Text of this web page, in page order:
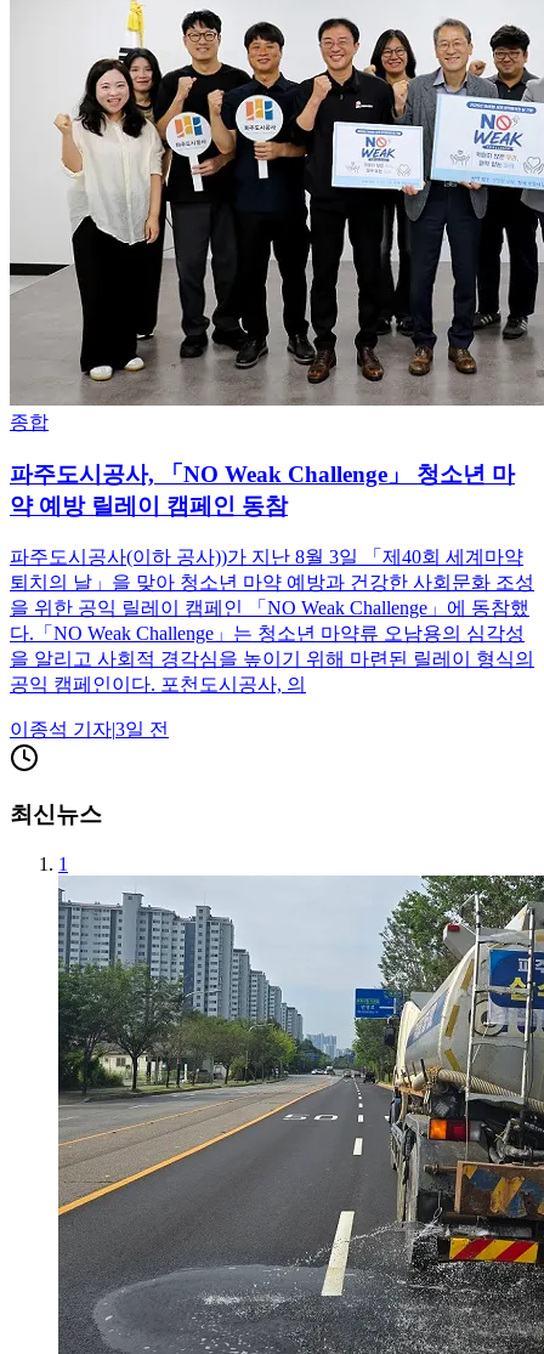
종합
파주도시공사, 「NO Weak Challenge」 청소년 마
약 예방 릴레이 캠페인 동참
파주도시공사(이하 공사))가 지난 8월 3일 「제40회 세계마약
퇴치의 날」을 맞아 청소년 마약 예방과 건강한 사회문화 조성
을 위한 공익 릴레이 캠페인 「NO Weak Challenge」에 동참했
다.「NO Weak Challenge」는 청소년 마약류 오남용의 심각성
을 알리고 사회적 경각심을 높이기 위해 마련된 릴레이 형식의
공익 캠페인이다. 포천도시공사, 의
이종석 기자|3일 전
최신뉴스
1